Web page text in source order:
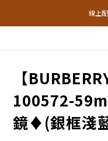
線上
【
100572-
鏡♦(銀框淺